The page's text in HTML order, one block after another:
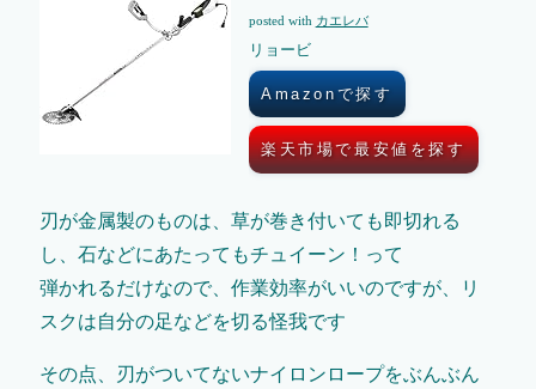
posted with カエレバ
リョービ
Amazonで探す
楽天市場で最安値を探す
刃が金属製のものは、草が巻き付いても即切れる
し、石などにあたってもチュイーン！って
弾かれるだけなので、作業効率がいいのですが、リ
スクは自分の足などを切る怪我です
その点、刃がついてないナイロンロープをぶんぶん